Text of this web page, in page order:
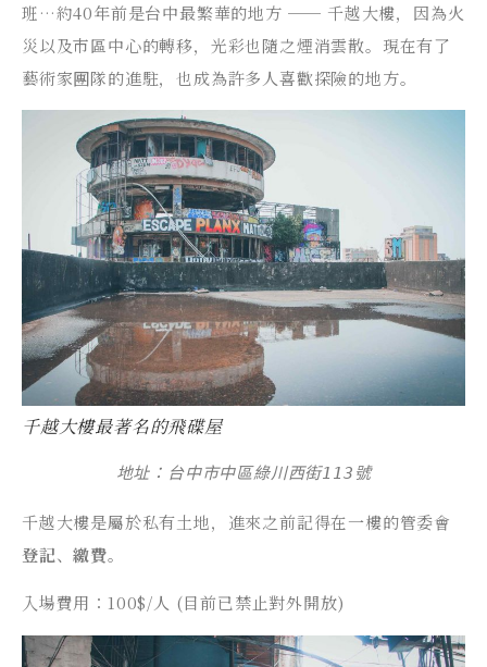
班…約40年前是台中最繁華的地方 ── 千越大樓，因為火
災以及市區中心的轉移，光彩也隨之煙消雲散。現在有了
藝術家團隊的進駐，也成為許多人喜歡探險的地方。
千越大樓最著名的飛碟屋
地址：台中市中區綠川西街113號
千越大樓是屬於私有土地，進來之前記得在一樓的管委會
登記、繳費。
入場費用：100$/人 (目前已禁止對外開放)